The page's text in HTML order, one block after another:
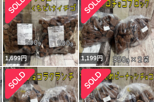
1,699円 1,199円